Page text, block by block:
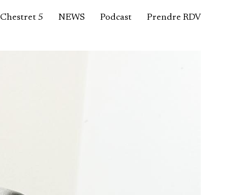
Chestret 5 NEWS Podcast Prendre RDV